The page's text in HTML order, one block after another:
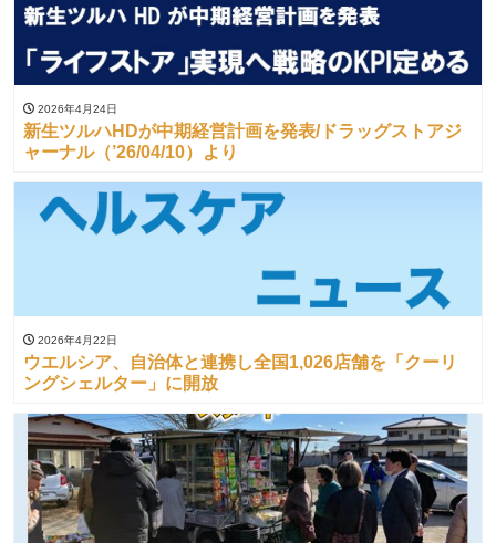
2026年4月24日
新生ツルハHDが中期経営計画を発表/ドラッグストアジ
ャーナル（’26/04/10）より
2026年4月22日
ウエルシア、自治体と連携し全国1,026店舗を「クーリ
ングシェルター」に開放